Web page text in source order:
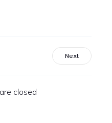
Next
closed